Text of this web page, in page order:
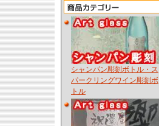
シャンパン彫刻ボトル・ス
パークリングワイン彫刻ボ
トル